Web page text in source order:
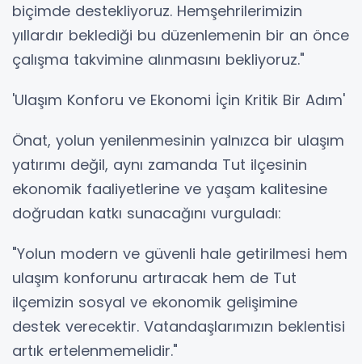
biçimde destekliyoruz. Hemşehrilerimizin
yıllardır beklediği bu düzenlemenin bir an önce
çalışma takvimine alınmasını bekliyoruz."
'Ulaşım Konforu ve Ekonomi İçin Kritik Bir Adım'
Önat, yolun yenilenmesinin yalnızca bir ulaşım
yatırımı değil, aynı zamanda Tut ilçesinin
ekonomik faaliyetlerine ve yaşam kalitesine
doğrudan katkı sunacağını vurguladı:
"Yolun modern ve güvenli hale getirilmesi hem
ulaşım konforunu artıracak hem de Tut
ilçemizin sosyal ve ekonomik gelişimine
destek verecektir. Vatandaşlarımızın beklentisi
artık ertelenmemelidir."